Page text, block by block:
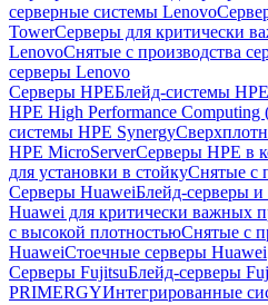
серверные системы Lenovo
TowerСерверы для критически
LenovoСнятые с производства
серверы Lenovo
Серверы HPEБлейд-системы HPE
HPE High Performance Computing
системы HPE Synergy
HPE MicroServerСерверы HPE в
для установки в стойкуСнятые с
Серверы HuaweiБлейд-серверы
Huawei для критически важных
с высокой плотностьюСнятые с
HuaweiСтоечные серверы Huawei
Серверы FujitsuБлейд-серверы
PRIMERGYИнтегрированные